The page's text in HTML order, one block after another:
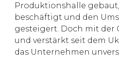
Produktionshalle
beschäftigt und den
gesteigert. Doch mit der
und verstärkt seit dem
das Unternehmen